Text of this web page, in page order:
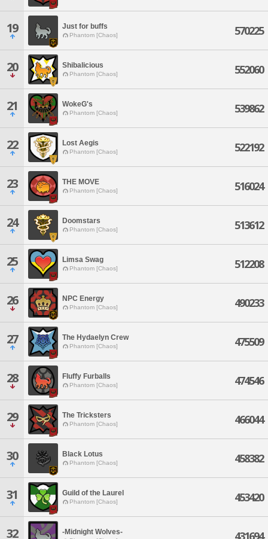
19 Just for buffs
Phantom [Chaos] 570225
20 Shibalicious
Phantom [Chaos] 552060
21 WokeG's
Phantom [Chaos] 539862
22 Lost Aegis
Phantom [Chaos] 522192
23 THE MOVE
Phantom [Chaos] 516024
24 Doomstars
Phantom [Chaos] 513612
25 Limsa Swag
Phantom [Chaos] 512208
26 NPC Energy
Phantom [Chaos] 490233
27 The Hydaelyn Crew
Phantom [Chaos] 475509
28 Fluffy Furballs
Phantom [Chaos] 474546
29 The Tricksters
Phantom [Chaos] 466044
30 Black Lotus
Phantom [Chaos] 458382
31 Guild of the Laurel
Phantom [Chaos] 453420
32 -Midnight Wolves- 431694